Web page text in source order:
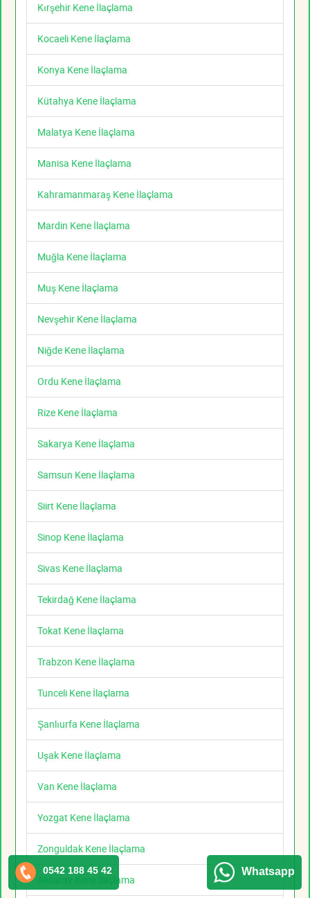
Kırşehir Kene İlaçlama
Kocaeli Kene İlaçlama
Konya Kene İlaçlama
Kütahya Kene İlaçlama
Malatya Kene İlaçlama
Manisa Kene İlaçlama
Kahramanmaraş Kene İlaçlama
Mardin Kene İlaçlama
Muğla Kene İlaçlama
Muş Kene İlaçlama
Nevşehir Kene İlaçlama
Niğde Kene İlaçlama
Ordu Kene İlaçlama
Rize Kene İlaçlama
Sakarya Kene İlaçlama
Samsun Kene İlaçlama
Siirt Kene İlaçlama
Sinop Kene İlaçlama
Sivas Kene İlaçlama
Tekirdağ Kene İlaçlama
Tokat Kene İlaçlama
Trabzon Kene İlaçlama
Tunceli Kene İlaçlama
Şanlıurfa Kene İlaçlama
Uşak Kene İlaçlama
Van Kene İlaçlama
Yozgat Kene İlaçlama
Zonguldak Kene İlaçlama
Aksaray Kene İlaçlama
0542 188 45 42 Whatsapp